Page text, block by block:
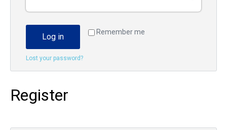
Remember me
Log in
Lost your password?
Register